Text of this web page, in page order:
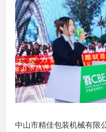
中山市精佳包装机械有限